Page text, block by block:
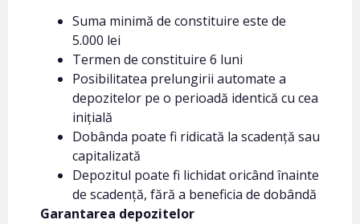
Suma minimă de constituire este de
5.000 lei
Termen de constituire 6 luni
Posibilitatea prelungirii automate a
depozitelor pe o perioadă identică cu cea
inițială
Dobânda poate fi ridicată la scadență sau
capitalizată
Depozitul poate fi lichidat oricând înainte
de scadență, fără a beneficia de dobândă
Garantarea depozitelor